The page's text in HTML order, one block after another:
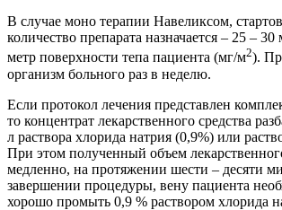
В случае моно терапии Навеликсом,
количество препарата назначается – 25 –
метр поверхности тепа пациента (мг/м2).
организм больного раз в неделю.
Если протокол лечения представлен
то концентрат лекарственного средства
л раствора хлорида натрия (0,9%) или
При этом полученный объем
медленно, на протяжении шести – десяти
завершении процедуры, вену пациента
хорошо промыть 0,9 % раствором хлорида